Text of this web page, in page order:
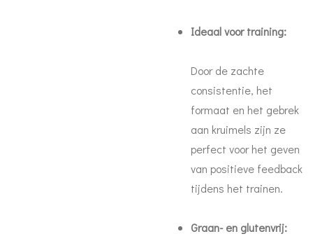
Ideaal voor training:
Door de zachte
consistentie, het
formaat en het gebrek
aan kruimels zijn ze
perfect voor het geven
van positieve feedback
tijdens het trainen.
Graan- en glutenvrij: